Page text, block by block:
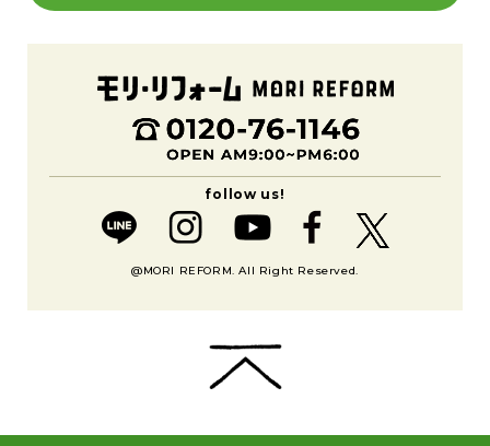
@MORI REFORM. All Right Reserved.